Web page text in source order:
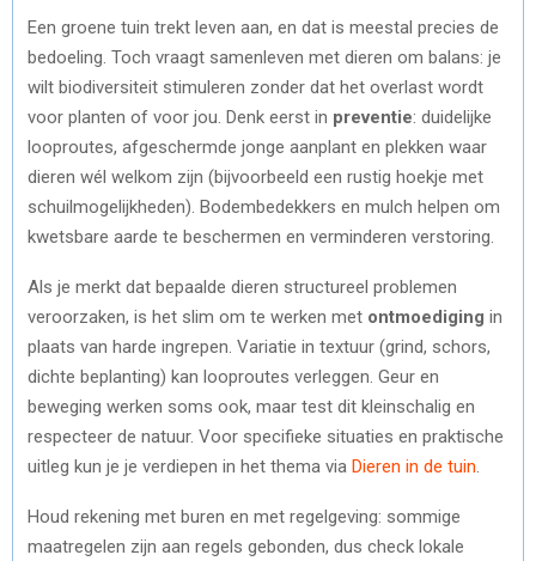
Een groene tuin trekt leven aan, en dat is meestal precies de
bedoeling. Toch vraagt samenleven met dieren om balans: je
wilt biodiversiteit stimuleren zonder dat het overlast wordt
voor planten of voor jou. Denk eerst in preventie: duidelijke
looproutes, afgeschermde jonge aanplant en plekken waar
dieren wél welkom zijn (bijvoorbeeld een rustig hoekje met
schuilmogelijkheden). Bodembedekkers en mulch helpen om
kwetsbare aarde te beschermen en verminderen verstoring.
Als je merkt dat bepaalde dieren structureel problemen
veroorzaken, is het slim om te werken met ontmoediging in
plaats van harde ingrepen. Variatie in textuur (grind, schors,
dichte beplanting) kan looproutes verleggen. Geur en
beweging werken soms ook, maar test dit kleinschalig en
respecteer de natuur. Voor specifieke situaties en praktische
uitleg kun je je verdiepen in het thema via Dieren in de tuin
Houd rekening met buren en met regelgeving: sommige
maatregelen zijn aan regels gebonden, dus check lokale